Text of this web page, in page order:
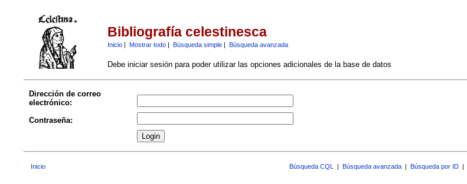
Bibliografía celestinesca
Inicio| Mostrar todo| Búsqueda simple| Búsqueda avanzada
Debe iniciar sesión para poder utilizar las opciones adicionales de la base de datos
Dirección de correo
electrónico:
Contraseña:
Inicio Búsqueda CQL | Búsqueda avanzada | Búsqueda por ID |